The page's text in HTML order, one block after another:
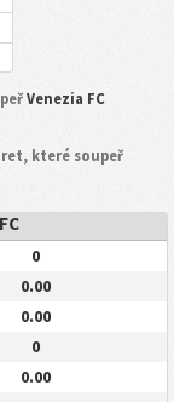
Venezia FC
které soupeř
0
0.00
0.00
0
0.00